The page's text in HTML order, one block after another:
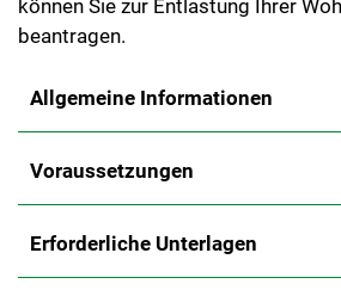
können Sie zur Entlastung Ihrer
beantragen.
Allgemeine Informationen
Voraussetzungen
Erforderliche Unterlagen